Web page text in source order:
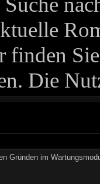
finden
Die
Gründen im